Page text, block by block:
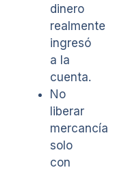
dinero
realmente
ingresó
a la
cuenta.
No
liberar
mercancía
solo
con